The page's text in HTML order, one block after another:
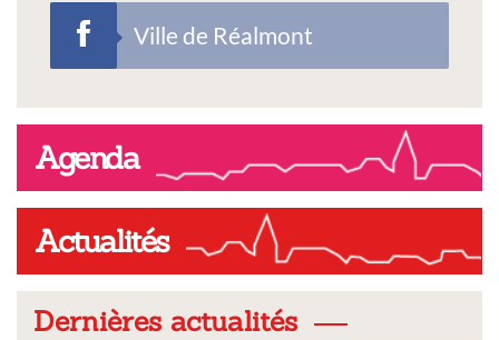
Ville de Réalmont
Agenda
Actualités
Dernières actualités